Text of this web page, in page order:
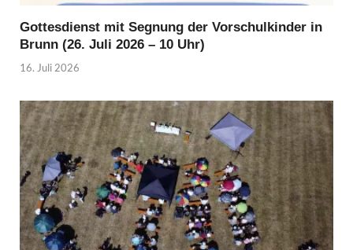
Gottesdienst mit Segnung der Vorschulkinder in
Brunn (26. Juli 2026 – 10 Uhr)
16. Juli 2026